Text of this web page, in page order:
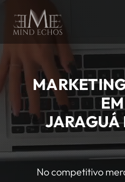
para
o
No competitivo
EM
JARAGUÁ